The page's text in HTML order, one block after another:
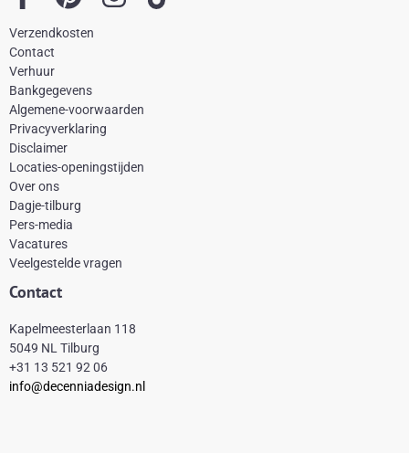
a
c
e
b
o
o
k
-
f
i
e
r
e
t
a
r
Verzendkosten
Contact
Verhuur
Bankgegevens
Algemene-voorwaarden
Privacyverklaring
Disclaimer
Locaties-openingstijden
Over ons
Dagje-tilburg
Pers-media
Vacatures
Veelgestelde vragen
Contact
Kapelmeesterlaan 118
5049 NL Tilburg
+31 13 521 92 06
info@decenniadesign.nl